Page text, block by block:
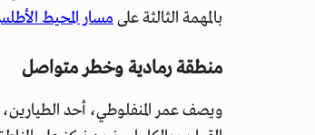
بالمهمة الثالثة علىمسار المحيط
منطقة رمادية وخطر متواصل
ويصف عمر المنفلوطي، أحد